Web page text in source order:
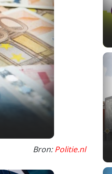
Bron:Politie.nl